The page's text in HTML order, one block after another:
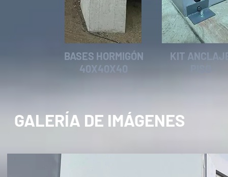
BASES HORMIGÓN
40X40X40
KIT
GALERÍA DE IMÁGENES